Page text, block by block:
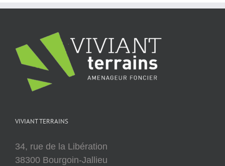
VIVIANT TERRAINS
34, rue de la Libération
38300 Bourgoin-Jallieu